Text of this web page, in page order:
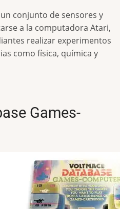
conjunto de sensores y
a la computadora Atari,
realizar experimentos
como física, química y
Games-